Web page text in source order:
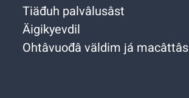
Tiäđuh palvâlusâst
Äigikyevdil
Ohtâvuođâ väldim já macâttâs